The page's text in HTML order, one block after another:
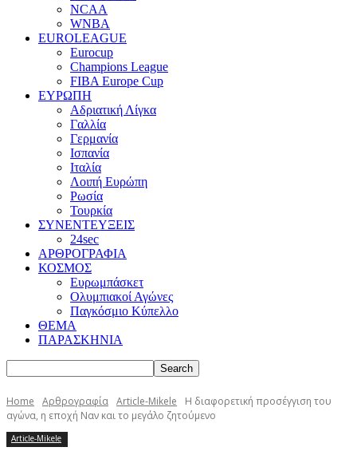
NCAA
WNBA
ΕUROLEAGUE
Eurocup
Champions League
FIBA Europe Cup
ΕΥΡΩΠΗ
Αδριατική Λίγκα
Γαλλία
Γερμανία
Ισπανία
Ιταλία
Λοιπή Ευρώπη
Ρωσία
Τουρκία
ΣΥΝΕΝΤΕΥΞΕΙΣ
24sec
ΑΡΘΡΟΓΡΑΦΙΑ
ΚΟΣΜΟΣ
Ευρωμπάσκετ
Ολυμπιακοί Αγώνες
Παγκόσμιο Κύπελλο
ΘΕΜΑ
ΠΑΡΑΣΚΗΝΙΑ
Home Αρθρογραφία Article-Mikele
Η διαφορετική προσέγγιση του
αγώνα, η εποχή Ναν και το μεγάλο ζητούμενο
Article-Mikele